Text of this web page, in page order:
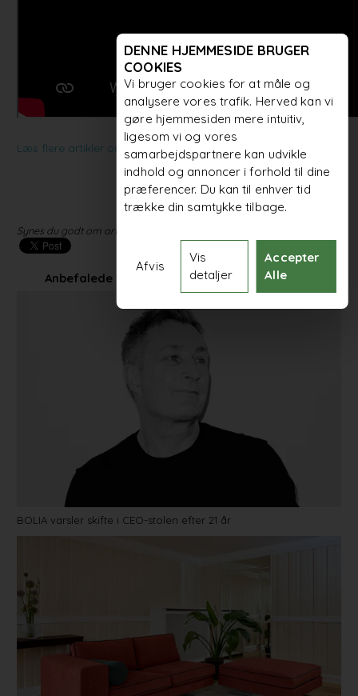
Læs flere artikler om udviklingen inden for møbeldesign
Synes du godt om artiklen? Del den med dit netværk!
Anbefalede artikler
BOLIA varsler skifte i CEO-stolen efter 21 år
DENNE HJEMMESIDE BRUGER
COOKIES
Vi bruger cookies for at måle og
analysere vores trafik. Herved kan vi
gøre hjemmesiden mere intuitiv,
ligesom vi og vores
samarbejdspartnere kan udvikle
indhold og annoncer i forhold til dine
præferencer. Du kan til enhver tid
trække din samtykke tilbage.
Afvis
Vis
detaljer
Accepter
Alle